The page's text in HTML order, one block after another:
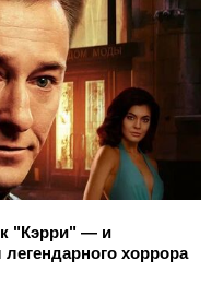
"Кэрри" — и
хоррора